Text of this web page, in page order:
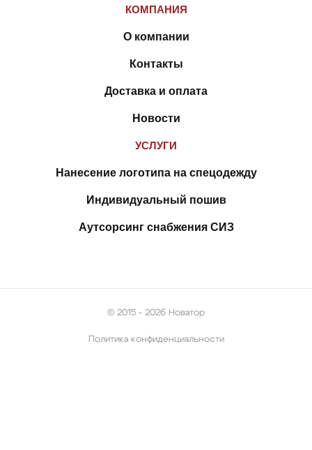
КОМПАНИЯ
О компании
Контакты
Доставка и оплата
Новости
УСЛУГИ
Нанесение логотипа на спецодежду
Индивидуальный пошив
Аутсорсинг снабжения СИЗ
© 2015 - 2026 Новатор
Политика конфиденциальности